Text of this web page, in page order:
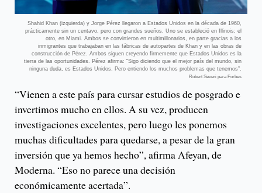
Shahid Khan (izquierda) y Jorge Pérez llegaron a Estados Unidos en la década de 1960,
prácticamente sin un centavo, pero con grandes sueños. Uno se estableció en Illinois; el
otro, en Miami. Ambos se convirtieron en multimillonarios, en parte gracias a los
inmigrantes que trabajaban en las fábricas de autopartes de Khan y en las obras de
construcción de Pérez. Ambos siguen creyendo firmemente que Estados Unidos es la
tierra de las oportunidades. Pérez afirma: “Sigo diciendo que el mejor país del mundo, sin
ninguna duda, es Estados Unidos. Pero entiendo los muchos problemas que tenemos”.
Robert Severi para Forbes
“Vienen a este país para cursar estudios de posgrado e
invertimos mucho en ellos. A su vez, producen
investigaciones excelentes, pero luego les ponemos
muchas dificultades para quedarse, a pesar de la gran
inversión que ya hemos hecho”, afirma Afeyan, de
Moderna. “Eso no parece una decisión
económicamente acertada”.